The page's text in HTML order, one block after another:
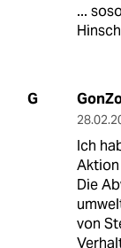
...
G
Ich
Die
von